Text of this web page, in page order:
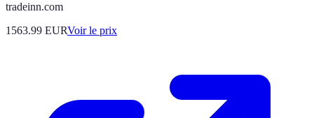
tradeinn.com
1563.99 EURVoir le prix